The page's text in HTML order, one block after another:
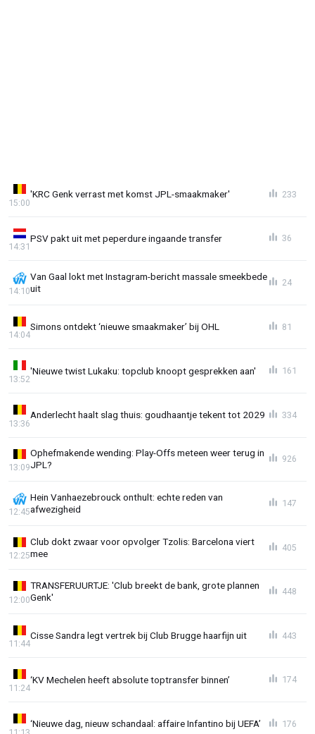
'KRC Genk verrast met komst JPL-smaakmaker'
15:00
233
PSV pakt uit met peperdure ingaande transfer
14:31
36
Van Gaal lokt met Instagram-bericht massale smeekbede
uit
14:10
24
Simons ontdekt ‘nieuwe smaakmaker’ bij OHL
14:04
81
'Nieuwe twist Lukaku: topclub knoopt gesprekken aan'
13:52
161
Anderlecht haalt slag thuis: goudhaantje tekent tot 2029
13:36
334
Ophefmakende wending: Play-Offs meteen weer terug in
JPL?
13:09
926
Hein Vanhaezebrouck onthult: echte reden van
afwezigheid
12:45
147
Club dokt zwaar voor opvolger Tzolis: Barcelona viert
mee
12:25
405
TRANSFERUURTJE: 'Club breekt de bank, grote plannen
Genk'
12:00
448
Cisse Sandra legt vertrek bij Club Brugge haarfijn uit
11:44
443
‘KV Mechelen heeft absolute toptransfer binnen’
11:24
174
‘Nieuwe dag, nieuw schandaal: affaire Infantino bij UEFA’ 176